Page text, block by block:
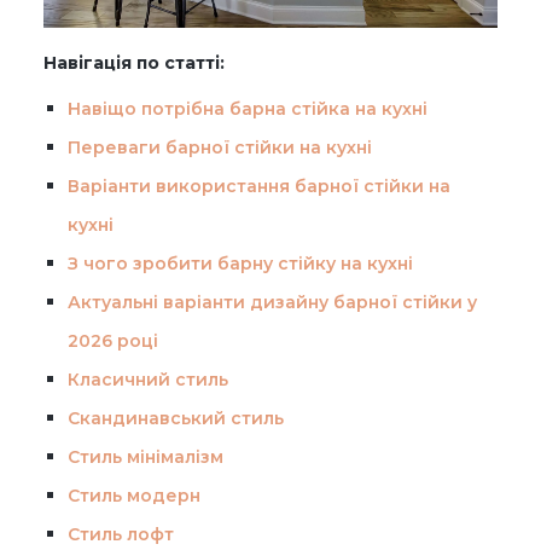
Навігація по статті:
Навіщо потрібна барна стійка на кухні
Переваги барної стійки на кухні
Варіанти використання барної стійки на
кухні
З чого зробити барну стійку на кухні
Актуальні варіанти дизайну барної стійки у
2026 році
Класичний стиль
Скандинавський стиль
Стиль мінімалізм
Стиль модерн
Стиль лофт